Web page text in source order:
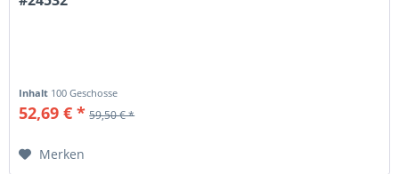
Inhalt 100 Geschosse
52,69 € * 59,50 € *
Merken